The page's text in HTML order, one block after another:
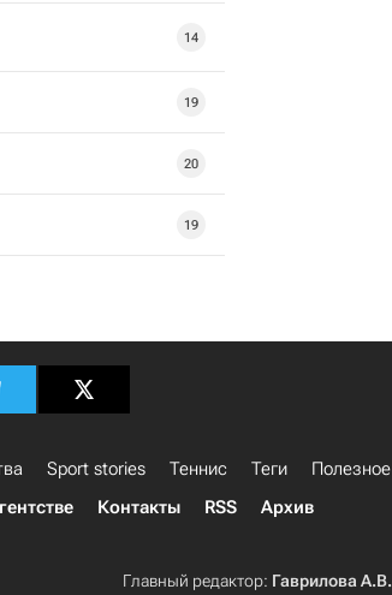
14
19
20
19
Sport stories Теннис Теги
Полезное
Контакты RSS Архив
Главный редактор: Гаврилова А.В.